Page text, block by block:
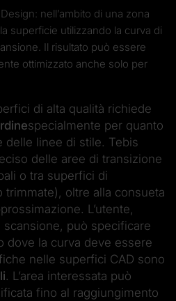
nell’ambito di una zona
superficie utilizzando la curva di
Il risultato può essere
ottimizzato anche solo per
di alta qualità richiede
specialmente per quanto
delle linee di stile. Tebis
delle aree di transizione
o tra superfici di
trimmate), oltre alla consueta
L’utente,
può specificare
dove la curva deve essere
nelle superfici CAD sono
. L’area interessata può
fino al raggiungimento